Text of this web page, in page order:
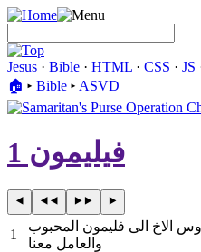
Jesus · Bible · HTML · CSS · JS
🏠︎ ▸ Bible ▸ ASVD
فيليمون 1
1
الاخ الى فليمون المحبوب
والعامل معنا